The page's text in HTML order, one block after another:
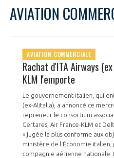
AVIATION
AVIATION COMMERCIALE
Rachat d'ITA Airways
KLM l'emporte
Le gouvernement italien, qui
(ex-Alitalia), a annoncé ce
repreneur le consortium
Certares, Air France-KLM et
« jugée la plus conforme aux
ministère de l'Économie
compagnie aérienne nationale.